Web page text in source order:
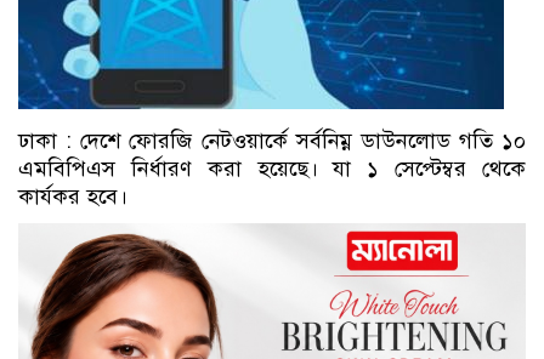
ঢাকা : দেশে ফোরজি নেটওয়ার্কে সর্বনিম্ন ডাউনলোড গতি ১০
এমবিপিএস নির্ধারণ করা হয়েছে। যা ১ সেপ্টেম্বর থেকে
কার্যকর হবে।